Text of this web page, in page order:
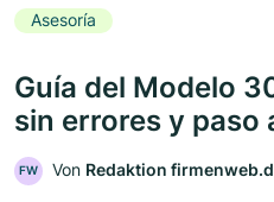
Asesoría
Guía del Modelo
sin errores y paso
FW Von Redaktion